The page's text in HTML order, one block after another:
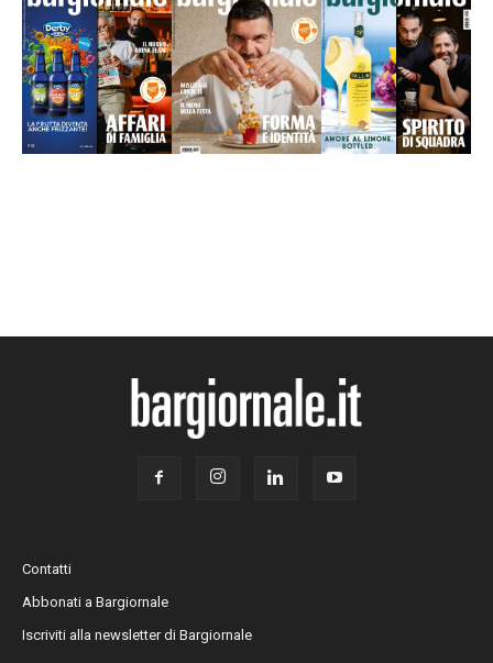
Contatti
Abbonati a Bargiornale
Iscriviti alla newsletter di Bargiornale